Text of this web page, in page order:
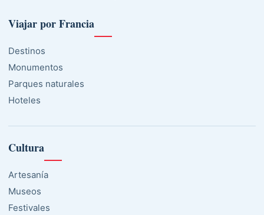
Viajar por Francia
Destinos
Monumentos
Parques naturales
Hoteles
Cultura
Artesanía
Museos
Festivales